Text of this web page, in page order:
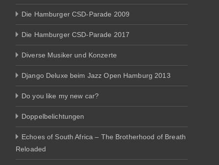
Die Hamburger CSD-Parade 2009
Die Hamburger CSD-Parade 2017
Diverse Musiker und Konzerte
Django Deluxe beim Jazz Open Hamburg 2013
Do you like my new car?
Doppelbelichtungen
Echoes of South Africa – The Brotherhood of Breath
Reloaded